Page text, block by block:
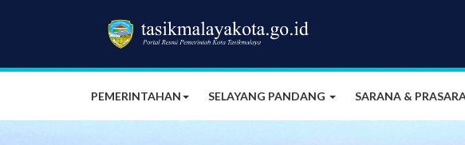
PEMERINTAHAN SELAYANG PANDANG SARANA &